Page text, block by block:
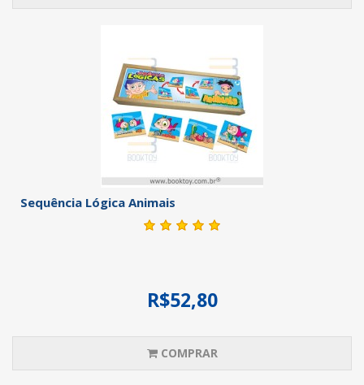
Sequência Lógica Animais
R$52,80
COMPRAR